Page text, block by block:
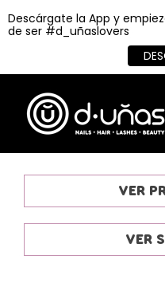
contenido
VER
VER
Descárgate la App y
de ser #d_uñaslovers